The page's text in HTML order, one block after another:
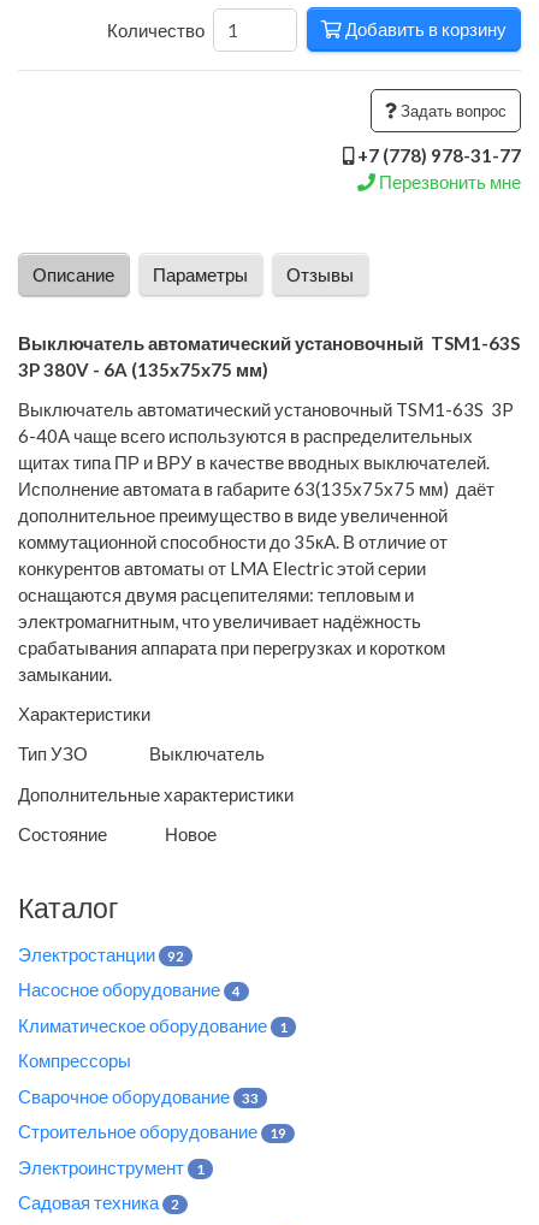
Количество Добавить в корзину
Задать вопрос
+7 (778) 978-31-77
Перезвонить мне
Описание Параметры Отзывы
Выключатель автоматический установочный TSM1-63S
3P 380V - 6A (135x75x75 мм)
Выключатель автоматический установочный TSM1-63S 3P
6-40A чаще всего используются в распределительных
щитах типа ПР и ВРУ в качестве вводных выключателей.
Исполнение автомата в габарите 63(135x75x75 мм) даёт
дополнительное преимущество в виде увеличенной
коммутационной способности до 35кА. В отличие от
конкурентов автоматы от LMA Electric этой серии
оснащаются двумя расцепителями: тепловым и
электромагнитным, что увеличивает надёжность
срабатывания аппарата при перегрузках и коротком
замыкании.
Характеристики
Тип УЗО Выключатель
Дополнительные характеристики
Состояние Новое
Каталог
Электростанции 92
Насосное оборудование 4
Климатическое оборудование 1
Компрессоры
Сварочное оборудование
33
Строительное оборудование 19
Электроинструмент 1
Садовая техника 2